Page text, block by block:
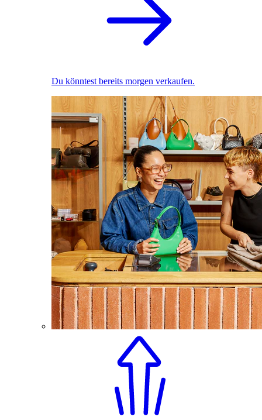
Du könntest bereits morgen verkaufen.